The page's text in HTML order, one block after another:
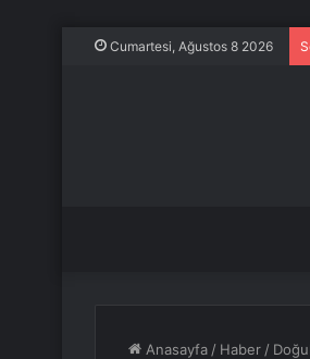
Cumartesi, Ağustos 8 2026
Anasayfa / Haber /